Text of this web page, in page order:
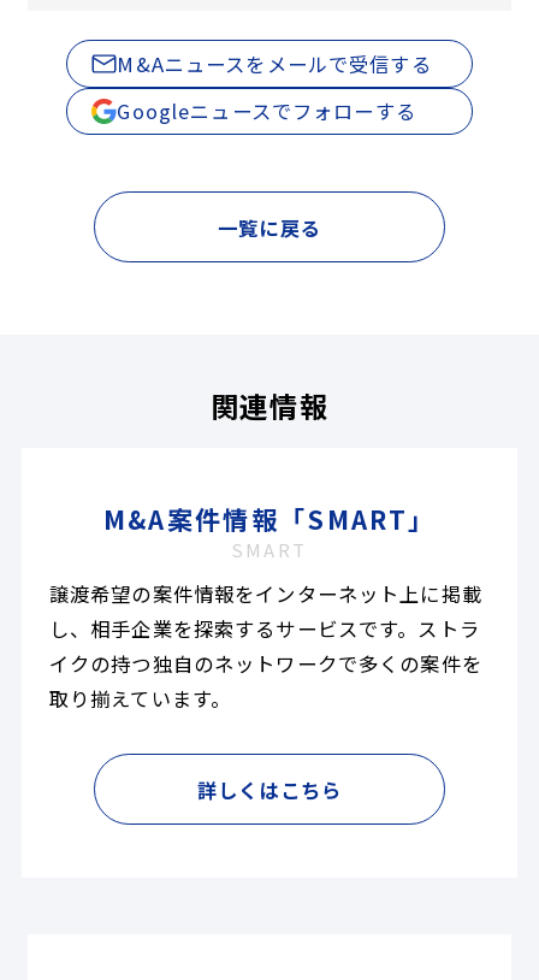
M&Aニュースをメールで受信する
Googleニュースでフォローする
一覧に戻る
関連情報
M&A案件情報「SMART」
SMART
譲渡希望の案件情報をインターネット上に掲載
し、相手企業を探索するサービスです。ストラ
イクの持つ独自のネットワークで多くの案件を
取り揃えています。
詳しくはこちら